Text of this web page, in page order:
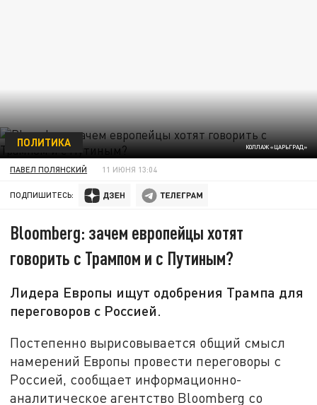
КОЛЛАЖ «ЦАРЬГРАД»
ПОЛИТИКА
ПАВЕЛ ПОЛЯНСКИЙ 11 ИЮНЯ 13:04
ПОДПИШИТЕСЬ:
Bloomberg: зачем европейцы хотят
говорить с Трампом и с Путиным?
Лидера Европы ищут одобрения Трампа для
переговоров с Россией.
Постепенно вырисовывается общий смысл
намерений Европы провести переговоры с
Россией, сообщает информационно-
аналитическое агентство Bloomberg со